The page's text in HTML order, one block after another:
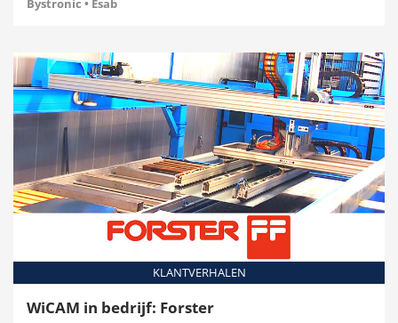
Bystronic • Esab
KLANTVERHALEN
WiCAM in bedrijf: Forster